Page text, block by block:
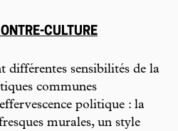
CULTURE
différentes sensibilités de la
communes
politique : la
murales, un style